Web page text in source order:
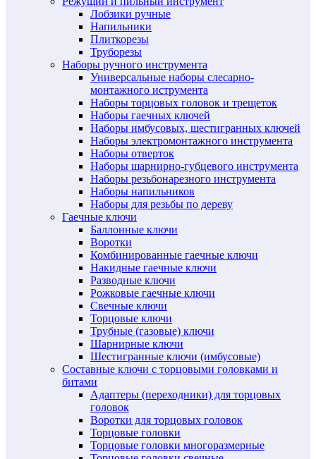
Лобзики ручные
Напильники
Плиткорезы
Труборезы
Наборы ручного инструмента
Универсальные наборы слесарно-
монтажного иструмента
Наборы торцовых головок и трещеток
Наборы гаечных ключей
Наборы имбусовых, шестигранных ключей
Наборы электромонтажного инструмента
Наборы отверток
Наборы шарнирно-губцевого инструмента
Наборы резьбонарезного инструмента
Наборы напильников
Наборы для резьбы по дереву
Гаечные ключи
Баллонные ключи
Воротки
Комбинированные гаечные ключи
Накидные гаечные ключи
Разводные ключи
Рожковые гаечные ключи
Свечные ключи
Торцовые ключи
Трубные (газовые) ключи
Шарнирные ключи
Шестигранные ключи (имбусовые)
Составные ключи с торцовыми головками и
битами
Адаптеры (переходники) для торцовых
головок
Воротки для торцовых головок
Торцовые головки
Торцовые головки многоразмерные